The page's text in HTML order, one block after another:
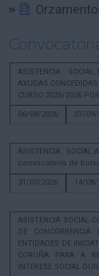
ASISTENCIA
AXUDAS
CURSO 2025/2026
06/08/2026
07/09/
ASISTENCIA
convocatoria de
31/07/2026
14/08/
ASISTENCIA SOCIAL
DE
ENTIDADES DE
CORUÑA PARA A
INTERESE SOCIAL